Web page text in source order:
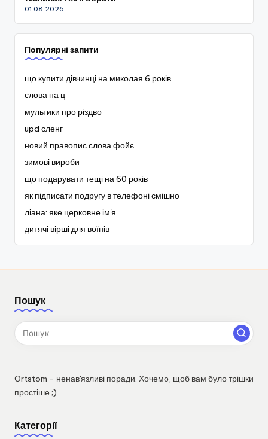
01.08.2026
Популярні запити
що купити дівчинці на миколая 6 років
слова на ц
мультики про різдво
upd сленг
новий правопис слова фойє
зимові вироби
що подарувати тещі на 60 років
як підписати подругу в телефоні смішно
ліана: яке церковне ім'я
дитячі вірші для воїнів
Пошук
Ortstom - ненав'язливі поради. Хочемо, щоб вам було трішки
простіше ;)
Категорії